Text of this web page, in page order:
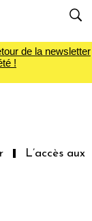
de la newsletter
!
L’accès aux